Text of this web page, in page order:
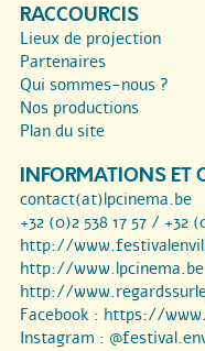
RACCOURCIS
Lieux de projection
Partenaires
Qui sommes-nous ?
Nos productions
Plan du site
INFORMATIONS ET
contact(at)lpcinema.be
+32 (0)2 538 17 57 / +32
http://
http://www.lpcinema.be
http://
Facebook : https://
Instagram :